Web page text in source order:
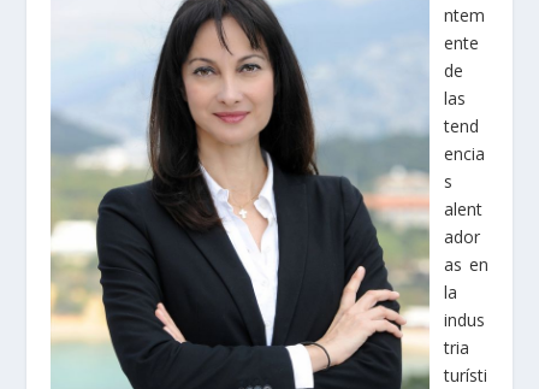
ntem
ente
de
las
tend
encia
s
alent
ador
as en
la
indus
tria
turísti